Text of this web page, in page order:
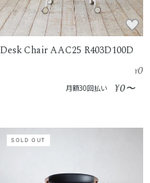
Desk Chair AAC25 R403D100D
¥0
月額30回払い ¥0〜
SOLD OUT